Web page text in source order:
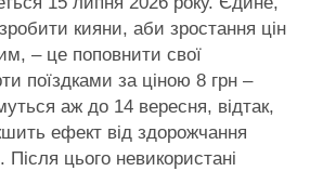
кияни, аби зростання цін
– це поповнити свої
поїздками за ціною 8 грн –
аж до 14 вересня, відтак,
ефект від здорожчання
цього невикористані